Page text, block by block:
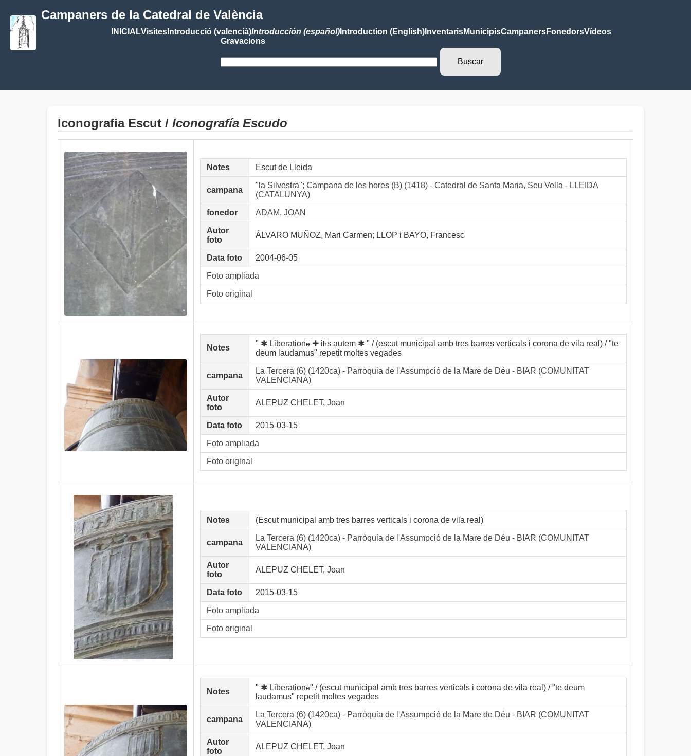
Campaners de la Catedral de València
INICIALVisitesIntroducció (valencià)Introducción (español)Introduction (English)InventarisMunicipisCampanersFonedorsVídeos
Gravacions
Iconografia Escut / Iconografía Escudo
Notes Escut de Lleida
campana
"la Silvestra"; Campana de les hores (B) (1418) - Catedral de Santa Maria, Seu Vella - LLEIDA
(CATALUNYA)
fonedor ADAM, JOAN
Autor
foto
ÁLVARO MUÑOZ, Mari Carmen; LLOP i BAYO, Francesc
Data foto 2004-06-05
Foto ampliada
Foto original
Notes " ✱ Liberatione ✚ ihs autem ✱ " / (escut municipal amb tres barres verticals i corona de vila real) / "te
deum laudamus" repetit moltes vegades
campana
La Tercera (6) (1420ca) - Parròquia de l'Assumpció de la Mare de Déu - BIAR (COMUNITAT
VALENCIANA)
Autor
foto
ALEPUZ CHELET, Joan
Data foto 2015-03-15
Foto ampliada
Foto original
Notes (Escut municipal amb tres barres verticals i corona de vila real)
campana
La Tercera (6) (1420ca) - Parròquia de l'Assumpció de la Mare de Déu - BIAR (COMUNITAT
VALENCIANA)
Autor
foto
ALEPUZ CHELET, Joan
Data foto 2015-03-15
Foto ampliada
Foto original
Notes " ✱ Liberatione" / (escut municipal amb tres barres verticals i corona de vila real) / "te deum
laudamus" repetit moltes vegades
campana
La Tercera (6) (1420ca) - Parròquia de l'Assumpció de la Mare de Déu - BIAR (COMUNITAT
VALENCIANA)
Autor
foto
ALEPUZ CHELET, Joan